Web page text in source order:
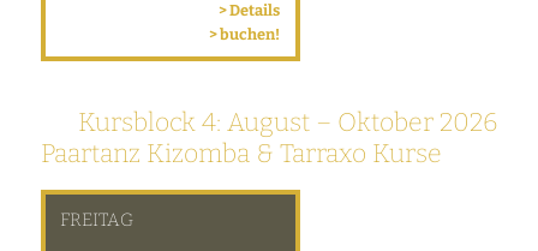
> Details
> buchen!
Kursblock 4: August – Oktober 2026
Paartanz Kizomba & Tarraxo Kurse
FREITAG